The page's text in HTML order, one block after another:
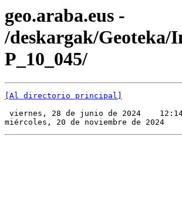
geo.araba.eus -
/deskargak/Geoteka/
P_10_045/
[Al directorio principal]
viernes, 28 de junio de 2024
miércoles, 20 de noviembre de